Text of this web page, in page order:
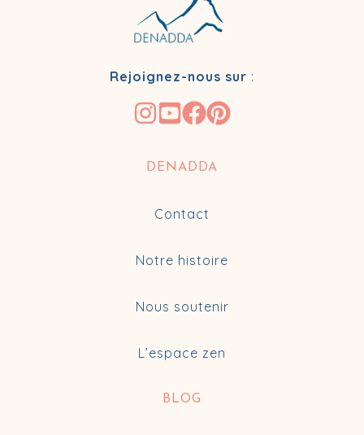
Rejoignez-nous sur :
DENADDA
Contact
Notre histoire
Nous soutenir
L’espace zen
BLOG